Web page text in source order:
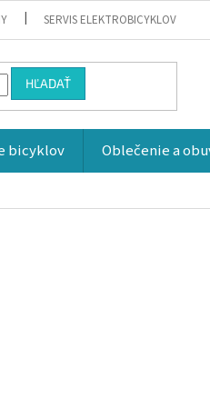
SERVIS ELEKTROBICYKLOV
HĽADAŤ
bicyklov Oblečenie a